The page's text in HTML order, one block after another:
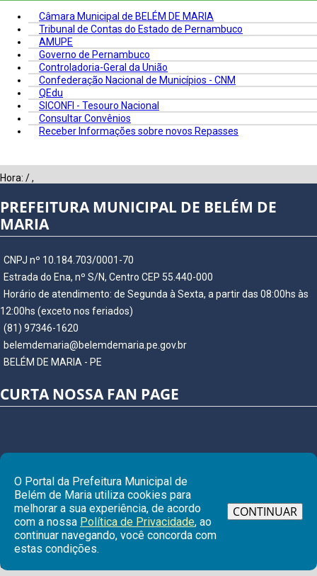
Câmara Municipal de BELÉM DE MARIA
Tribunal de Contas do Estado de Pernambuco
AMUPE
Governo de Pernambuco
Controladoria-Geral da União
Confederação Nacional de Municípios - CNM
QEdu
SICONFI - Tesouro Nacional
Consultar Convênios
Receber Informações sobre novos Repasses
Hora: /,
PREFEITURA MUNICIPAL DE BELÉM DE
MARIA
CNPJ nº 10.184.703/0001-70
Estrada do Ena, nº S/N, Centro CEP 55.440-000
Horário de atendimento: de Segunda à Sexta, a partir das 08:00hs às
12:00hs (exceto nos feriados)
(81) 97346-1620
belemdemaria@belemdemaria.pe.gov.br
BELÉM DE MARIA - PE
CURTA NOSSA FAN PAGE
© Copyright 2026 Prefeitura Municipal de BELÉM DE MARIA | Todos os
direitos reservados
O Portal da Prefeitura Municipal de
Belém de Maria utiliza cookies para
melhorar a sua experiência, de acordo
com a nossa Política de Privacidade, ao
continuar navegando, você concorda com
estas condições.
CONTINUAR